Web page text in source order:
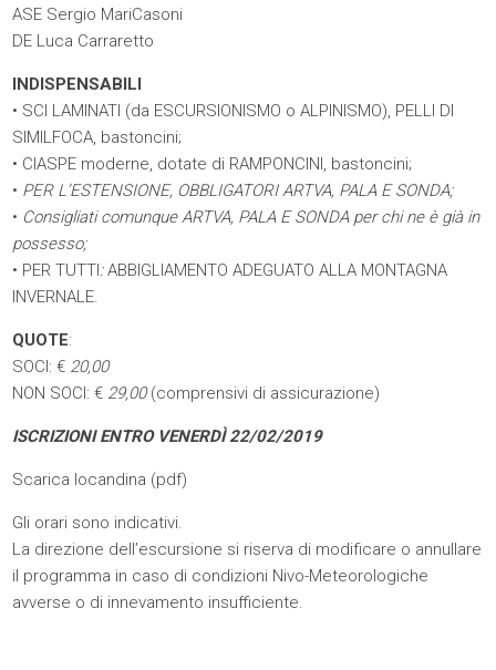
ASE Sergio MariCasoni
DE Luca Carraretto
INDISPENSABILI
• SCI LAMINATI (da ESCURSIONISMO o ALPINISMO), PELLI DI
SIMILFOCA, bastoncini;
• CIASPE moderne, dotate di RAMPONCINI, bastoncini;
• PER L’ESTENSIONE, OBBLIGATORI ARTVA, PALA E SONDA;
• Consigliati comunqueARTVA, PALA E SONDA per chi ne è già in
possesso;
• PER TUTTI:ABBIGLIAMENTO ADEGUATO ALLA MONTAGNA
INVERNALE.
QUOTE:
SOCI: € 20,00
NON SOCI: € 29,00(comprensivi di assicurazione)
ISCRIZIONI ENTRO VENERDÌ 22/02/2019
Scarica locandina (pdf)
Gli orari sono indicativi.
La direzione dell’escursione si riserva di modificare o annullare
il programma in caso di condizioni Nivo-Meteorologiche
avverse o di innevamento insufficiente.